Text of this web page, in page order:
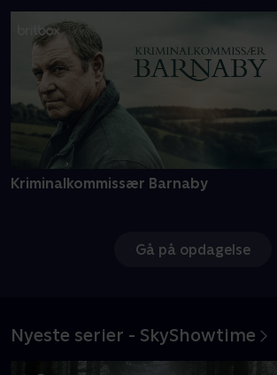
Kriminalkommissær Barnaby
Gå på opdagelse
Nyeste serier - SkyShowtime